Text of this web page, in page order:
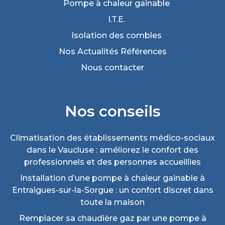
Pompe à chaleur gainable
I.T.E.
Isolation des combles
Nos Actualités Références
Nous contacter
Nos conseils
Climatisation des établissements médico-sociaux
dans le Vaucluse : améliorez le confort des
professionnels et des personnes accueillies
Installation d’une pompe à chaleur gainable à
Entraigues-sur-la-Sorgue : un confort discret dans
toute la maison
Remplacer sa chaudière gaz par une pompe à